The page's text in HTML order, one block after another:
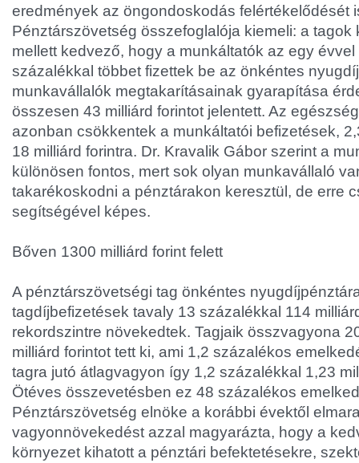
eredmények az öngondoskodás felértékelődését
Pénztárszövetség összefoglalója kiemeli: a tagok
mellett kedvező, hogy a munkáltatók az egy
százalékkal többet fizettek be az önkéntes
munkavállalók megtakarításainak gyarapítása
összesen 43 milliárd forintot jelentett. Az
azonban csökkentek a munkáltatói befizetések,
18 milliárd forintra. Dr. Kravalik Gábor szerint a
különösen fontos, mert sok olyan munkavállaló
takarékoskodni a pénztárakon keresztül, de erre
segítségével képes.
Bőven 1300 milliárd forint felett
A pénztárszövetségi tag önkéntes
tagdíjbefizetések tavaly 13 százalékkal 114
rekordszintre növekedtek. Tagjaik összvagyona
milliárd forintot tett ki, ami 1,2 százalékos
tagra jutó átlagvagyon így 1,2 százalékkal 1,23
Ötéves összevetésben ez 48 százalékos
Pénztárszövetség elnöke a korábbi évektől
vagyonnövekedést azzal magyarázta, hogy a
környezet kihatott a pénztári befektetésekre,